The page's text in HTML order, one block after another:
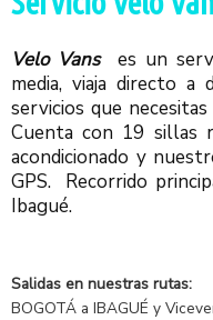
Velo Vanses un
media, viaja directo
servicios que
Cuenta con 19 sillas
acondicionado y
GPS. Recorrido
Ibagué.
Salidas en nuestras rutas:
BOGOTÁ a IBAGUÉ y